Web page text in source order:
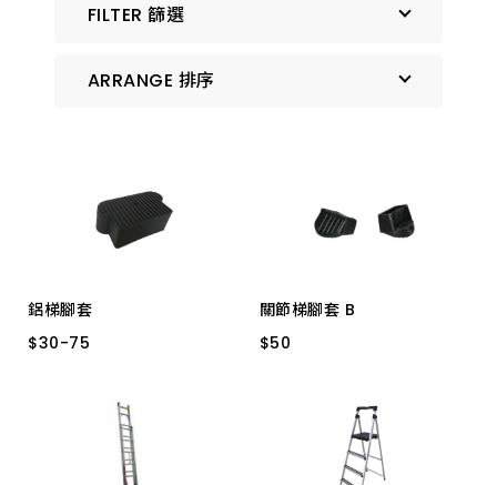
FILTER 篩選
ARRANGE 排序
上架時間 由新到舊
產品價格 從低到高
產品價格 從高到低
鋁梯腳套
$30-75
$30-75
關節梯腳套 B
$50
$50